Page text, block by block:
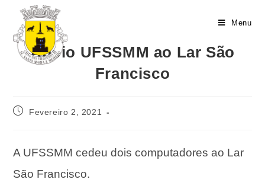
Menu
Apoio UFSSMM ao Lar São
Francisco
Fevereiro 2, 2021
A UFSSMM cedeu dois computadores ao Lar
São Francisco.